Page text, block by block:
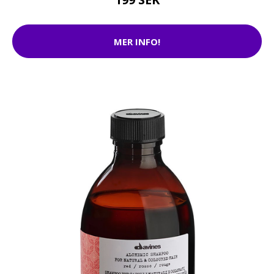
MER INFO!